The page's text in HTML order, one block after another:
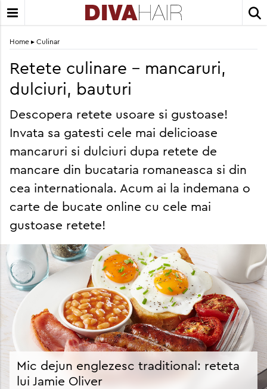
Home ▸ Culinar
Retete culinare - mancaruri,
dulciuri, bauturi
Descopera retete usoare si gustoase!
Invata sa gatesti cele mai delicioase
mancaruri si dulciuri dupa retete de
mancare din bucataria romaneasca si din
cea internationala. Acum ai la indemana o
carte de bucate online cu cele mai
gustoase retete!
Mic dejun englezesc traditional: reteta
lui Jamie Oliver